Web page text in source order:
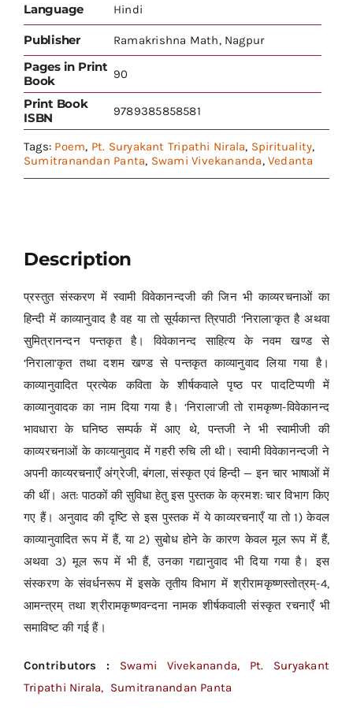
Language Hindi
Publisher Ramakrishna Math, Nagpur
Pages in Print
Book
90
Print Book
ISBN
9789385858581
Tags: Poem, Pt. Suryakant Tripathi Nirala, Spirituality,
Sumitranandan Panta, Swami Vivekananda, Vedanta
Description
प्रस्तुत संस्करण में स्वामी विवेकानन्दजी की जिन भी काव्यरचनाओं का
हिन्दी में काव्यानुवाद है वह या तो सूर्यकान्त त्रिपाठी ‘निराला’कृत है अथवा
सुमित्रानन्दन पन्तकृत है। विवेकानन्द साहित्य के नवम खण्ड से
‘निराला’कृत तथा दशम खण्ड से पन्तकृत काव्यानुवाद लिया गया है।
काव्यानुवादित प्रत्येक कविता के शीर्षकवाले पृष्ठ पर पादटिप्पणी में
काव्यानुवादक का नाम दिया गया है। ‘निराला’जी तो रामकृष्ण-विवेकानन्द
भावधारा के घनिष्ठ सम्पर्क में आए थे, पन्तजी ने भी स्वामीजी की
काव्यरचनाओं के काव्यानुवाद में गहरी रुचि ली थी। स्वामी विवेकानन्दजी ने
अपनी काव्यरचनाएँ अंग्रेजी, बंगला, संस्कृत एवं हिन्दी — इन चार भाषाओं में
की थीं। अत: पाठकों की सुविधा हेतु इस पुस्तक के क्रमश: चार विभाग किए
गए हैं। अनुवाद की दृष्टि से इस पुस्तक में ये काव्यरचनाएँ या तो 1) केवल
काव्यानुवादित रूप में हैं, या 2) सुबोध होने के कारण केवल मूल रूप में हैं,
अथवा 3) मूल रूप में भी हैं, उनका गद्यानुवाद भी दिया गया है। इस
संस्करण के संवर्धनरूप में इसके तृतीय विभाग में श्रीरामकृष्णस्तोत्रम्-4,
आमन्त्रम् तथा श्रीरामकृष्णवन्दना नामक शीर्षकवाली संस्कृत रचनाएँ भी
समाविष्ट की गई हैं।
Contributors : Swami Vivekananda, Pt. Suryakant
Tripathi Nirala, Sumitranandan Panta